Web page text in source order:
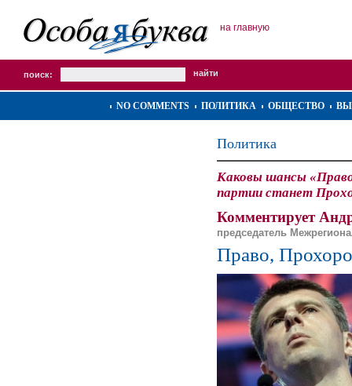
на главную
поиск:
NO COMMENTS ПОЛИТИКА ОБЩЕСТВО
Политика
Каковы шансы
партии станет
Комментирует
председатель
Право,